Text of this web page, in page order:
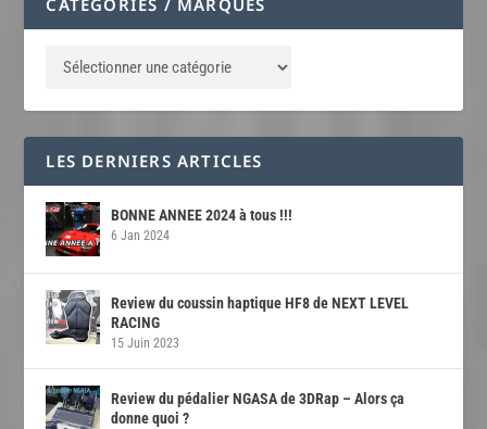
CATÉGORIES / MARQUES
LES DERNIERS ARTICLES
BONNE ANNEE 2024 à tous !!!
6 Jan 2024
Review du coussin haptique HF8 de NEXT LEVEL
RACING
15 Juin 2023
Review du pédalier NGASA de 3DRap – Alors ça
donne quoi ?